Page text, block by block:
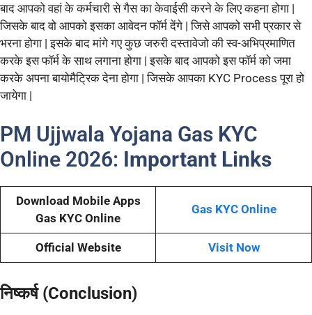
बाद आपको वहां के कर्मचारी से गैस का केवाईसी करने के लिए कहना होगा |
जिसके बाद वो आपको इसका आवेदन फॉर्म देंगे | जिसे आपको सभी प्रकार से
भरना होगा | इसके बाद मांगे गए कुछ जरुरी दस्तावेजो की स्व-अभिप्रमाणित
करके इस फॉर्म के साथ लगाना होगा | इसके बाद आपको इस फॉर्म को जमा
करके अपना बायोमैट्रिक देना होगा | जिसके आपका KYC Process पूरा हो
जायेगा |
PM Ujjwala Yojana Gas KYC
Online 2026: Important Links
Download Mobile Apps
Gas KYC Online
Gas KYC Online
Official Website Visit Now
निष्कर्ष (Conclusion)